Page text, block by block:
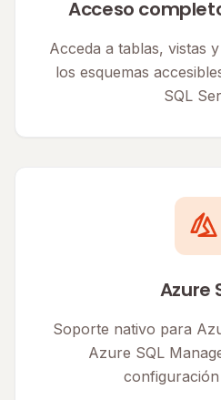
Acceso
Acceda a tablas, vistas
los esquemas
SQL
Azure
Soporte nativo para
Azure SQL